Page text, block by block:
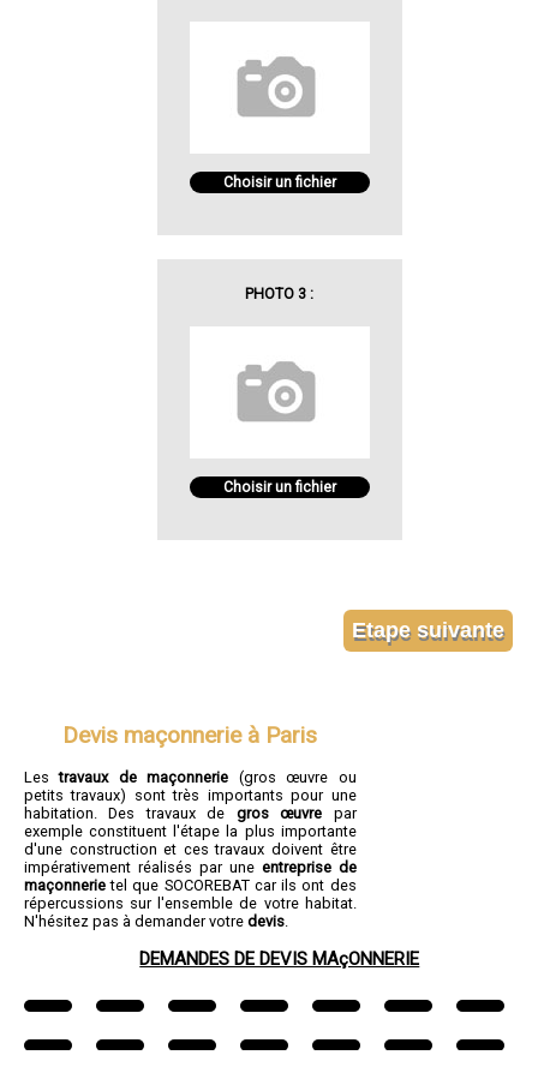
Choisir un fichier
PHOTO 3 :
Choisir un fichier
Devis maçonnerie à Paris
Lestravaux de maçonnerie (gros œuvre ou
petits travaux) sont très importants pour une
habitation. Des travaux de gros œuvre par
exemple constituent l'étape la plus importante
d'une construction et ces travaux doivent être
impérativement réalisés par une entreprise de
maçonnerietel que SOCOREBAT car ils ont des
répercussions sur l'ensemble de votre habitat.
N'hésitez pas à demander votre devis.
DEMANDES DE DEVIS MAçONNERIE